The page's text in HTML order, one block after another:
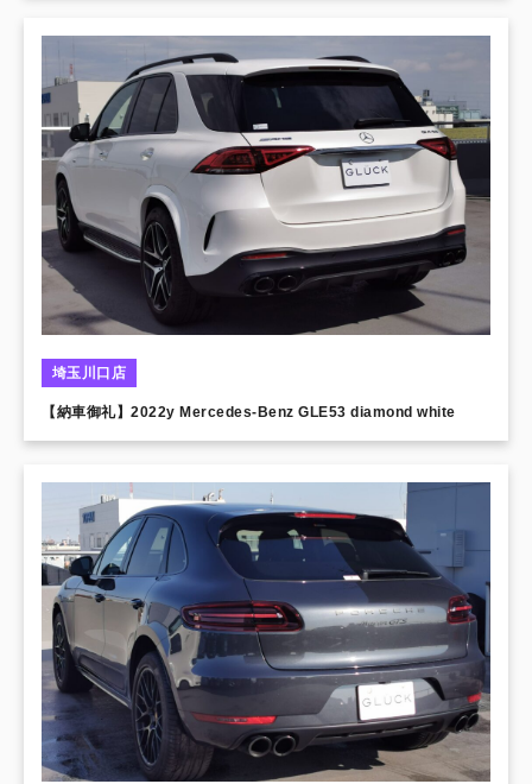
埼玉川口店
【納車御礼】2022y Mercedes-Benz GLE53 diamond white